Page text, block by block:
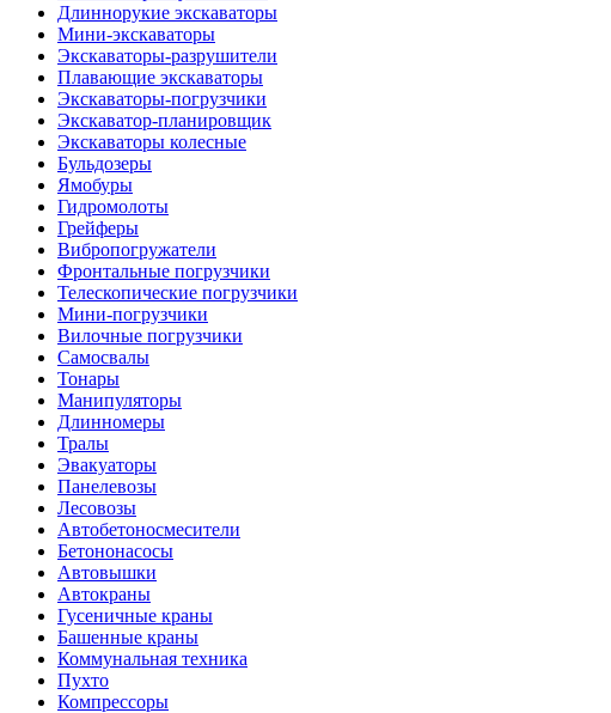
Длиннорукие экскаваторы
Мини-экскаваторы
Экскаваторы-разрушители
Плавающие экскаваторы
Экскаваторы-погрузчики
Экскаватор-планировщик
Экскаваторы колесные
Бульдозеры
Ямобуры
Гидромолоты
Грейферы
Вибро­погружатели
Фронтальные погрузчики
Телескопические погрузчики
Мини-погрузчики
Вилочные погрузчики
Самосвалы
Тонары
Манипуляторы
Длинномеры
Тралы
Эвакуаторы
Панелевозы
Лесовозы
Автобетоно­смесители
Бетононасосы
Автовышки
Автокраны
Гусеничные краны
Башенные краны
Коммунальная техника
Пухто
Компрессоры